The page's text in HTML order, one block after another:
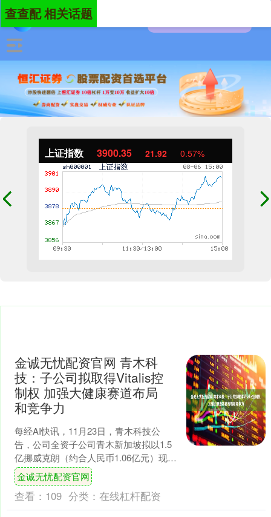
上证指数 3900.35 21.92 0.57%
查查配 相关话题
金诚无忧配资官网 青木科
技：子公司拟取得Vitalis控
制权 加强大健康赛道布局
和竞争力
每经AI快讯，11月23日，青木科技公
告，公司全资子公司青木新加坡拟以1.5
亿挪威克朗（约合人民币1.06亿元）现金
购买Norsund持有的Vitalis 49....
金诚无忧配资官网
查看： 109 分类： 在线杠杆配资